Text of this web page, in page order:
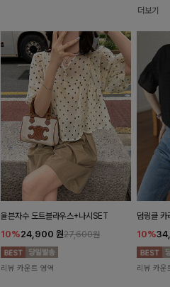
더보기
율븐자수 도트블라우스+나시SET
10%24,900 원27,600원
리뷰 카운트 영역
덤링클 카
10%
리뷰 카운